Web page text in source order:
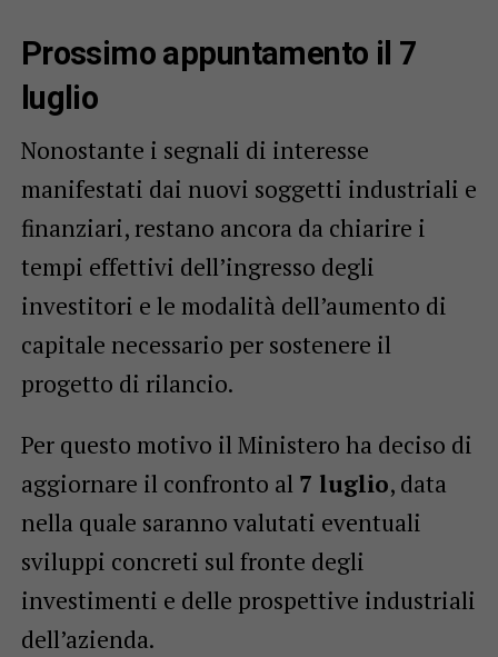
Prossimo appuntamento il 7
luglio
Nonostante i segnali di interesse
manifestati dai nuovi soggetti industriali e
finanziari, restano ancora da chiarire i
tempi effettivi dell’ingresso degli
investitori e le modalità dell’aumento di
capitale necessario per sostenere il
progetto di rilancio.
Per questo motivo il Ministero ha deciso di
aggiornare il confronto al 7 luglio, data
nella quale saranno valutati eventuali
sviluppi concreti sul fronte degli
investimenti e delle prospettive industriali
dell’azienda.